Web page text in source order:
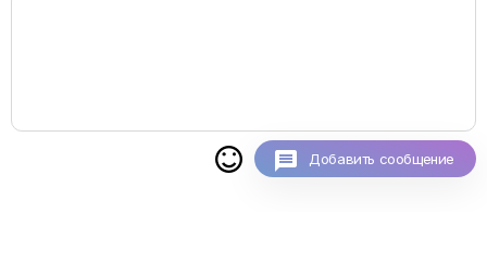
 Добавить сообщение